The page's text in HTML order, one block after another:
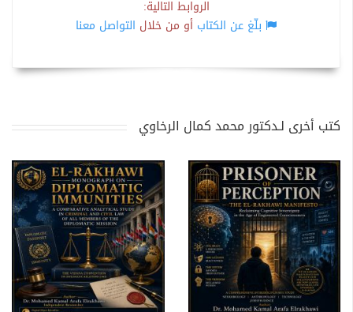
الروابط التالية:
بلّغ عن الكتاب أو من خلال التواصل معنا
كتب أخرى لـدكتور محمد كمال الرخاوي